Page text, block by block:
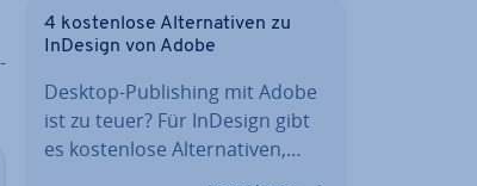
4 kos­ten­lo­se Al­ter­na­ti­ven zu
InDesign von Adobe
Desktop-Pu­bli­shing mit Adobe
ist zu teuer? Für InDesign gibt
es kos­ten­lo­se Al­ter­na­ti­ven,…